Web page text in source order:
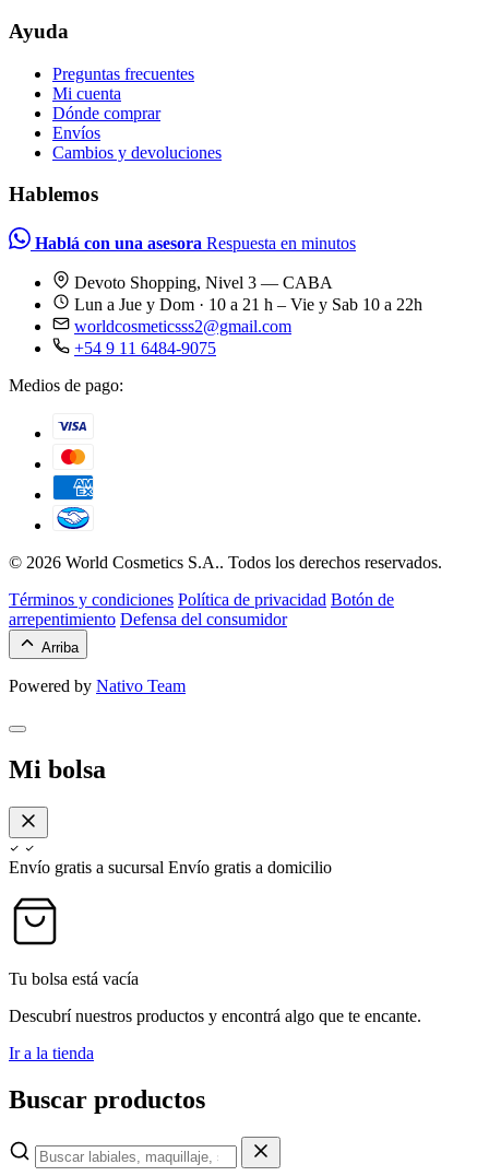
Ayuda
Preguntas frecuentes
Mi cuenta
Dónde comprar
Envíos
Cambios y devoluciones
Hablemos
Hablá con una asesora Respuesta en minutos
Devoto Shopping, Nivel 3 — CABA
Lun a Jue y Dom · 10 a 21 h – Vie y Sab 10 a 22h
worldcosmeticsss2@gmail.com
+54 9 11 6484-9075
Medios de pago:
© 2026 World Cosmetics S.A.. Todos los derechos reservados.
Términos y condiciones Política de privacidad Botón de
arrepentimiento Defensa del consumidor
Arriba
Powered by Nativo Team
Mi bolsa
Envío gratis a sucursal Envío gratis a domicilio
Tu bolsa está vacía
Descubrí nuestros productos y encontrá algo que te encante.
Ir a la tienda
Buscar productos